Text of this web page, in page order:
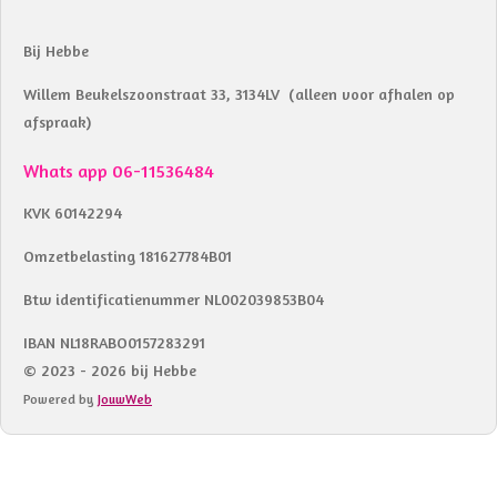
Bij Hebbe
Willem Beukelszoonstraat 33, 3134LV (alleen voor afhalen op
afspraak)
Whats app 06-11536484
KVK 60142294
Omzetbelasting 181627784B01
Btw identificatienummer NL002039853B04
IBAN NL18RABO0157283291
© 2023 - 2026 bij Hebbe
Powered by JouwWeb